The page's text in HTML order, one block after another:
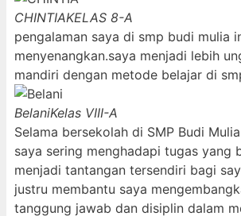
CHINTIAKELAS 8-A
pengalaman saya di smp budi mulia
menyenangkan.saya menjadi lebih
mandiri dengan metode belajar di
BelaniKelas VIII-A
Selama bersekolah di SMP Budi
saya sering menghadapi tugas yang
menjadi tantangan tersendiri bagi
justru membantu saya
tanggung jawab dan disiplin dalam